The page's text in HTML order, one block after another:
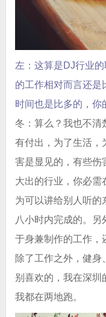
左：这算是DJ行业
的工作相对而言还是
时间也是比多的，你
冬：算么？我也不清
有付出，为了生活，
害是显见的，有些伤
大出的行业，你必需
为可以讲给别人听的
八小时内完成的。另
于身兼制作的工作，
除了工作之外，健
别喜欢的，我在深圳
我都在两地跑。